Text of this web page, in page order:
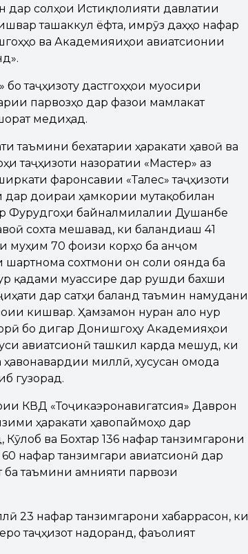
дар солҳои Истиқлолияти давлатии
ташаккул ёфта, имрӯз даҳҳо нафар
ва Академияиҳои авиатсионии
таҷҳизоту дастгоҳҳои муосири
парвозҳо дар фазои мамлакат
медиҳад.
таъмини бехатарии ҳаракати ҳавоӣ ва
таҷҳизоти назоратии «Мастер» аз
фаронсавии «Талес» таҷҳизоти
дар доираи ҳамкории мутақобилан
Фурудгоҳи байналмилалии Душанбе
сохта мешавад, ки баландиаш 41
муҳим 70 фоизи корҳо ба анҷом
сохтмони он соли оянда ба
қадами муассире дар рушди бахши
дар сатҳи баланд таъмин намудани
кишвар. Ҳамзамон нуран ало нур
бо дигар Донишгоҳу Академияҳои
авиатсионӣ ташкил карда мешуд, ки
миллӣ, хусусан омода
гузорад.
КВД «Тоҷикаэронавигатсия» Даврон
ҳаракати ҳавопаймоҳо дар
ва Бохтар 136 нафар танзимгарони
нафар танзимгари авиатсионӣ дар
таъмини амнияти парвози
23 нафар танзимгарони хабаррасон, ки
таҷҳизот надоранд, фаъолият